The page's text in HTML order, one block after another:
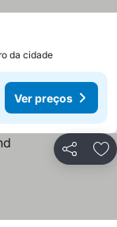
da cidade
Ver preços
Partilhar